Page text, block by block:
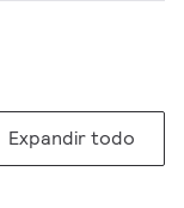
Expandir todo